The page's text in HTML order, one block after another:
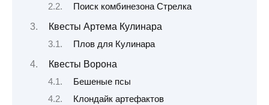
Поиск комбинезона Стрелка
Квесты Артема Кулинара
Плов для Кулинара
Квесты Ворона
Бешеные псы
Клондайк артефактов